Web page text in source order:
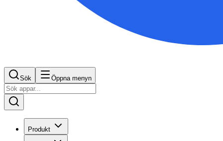
Sök Öppna menyn
Produkt